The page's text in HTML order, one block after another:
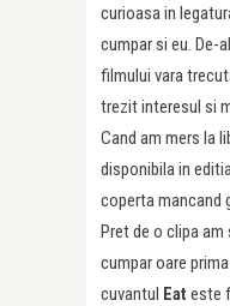
curioasa in
cumpar si eu. De-
filmului vara
trezit interesul si
Cand am mers la
disponibila in
coperta mancand
Pret de o clipa
cumpar oare
cuvantul Eat este